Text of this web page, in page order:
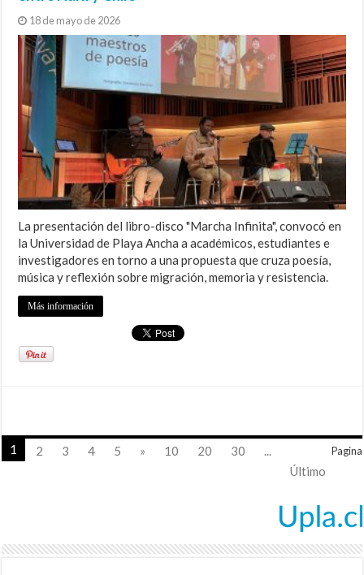
18 de mayo de 2026
La presentación del libro-disco "Marcha Infinita", convocó en
la Universidad de Playa Ancha a académicos, estudiantes e
investigadores en torno a una propuesta que cruza poesía,
música y reflexión sobre migración, memoria y resistencia.
Más información
Pagina
1 2 3 4 5 » 10 20 30
...
Último